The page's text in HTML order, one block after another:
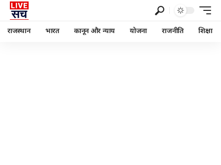
राजस्थान भारत कानून और न्याय योजना राजनीति शिक्षा